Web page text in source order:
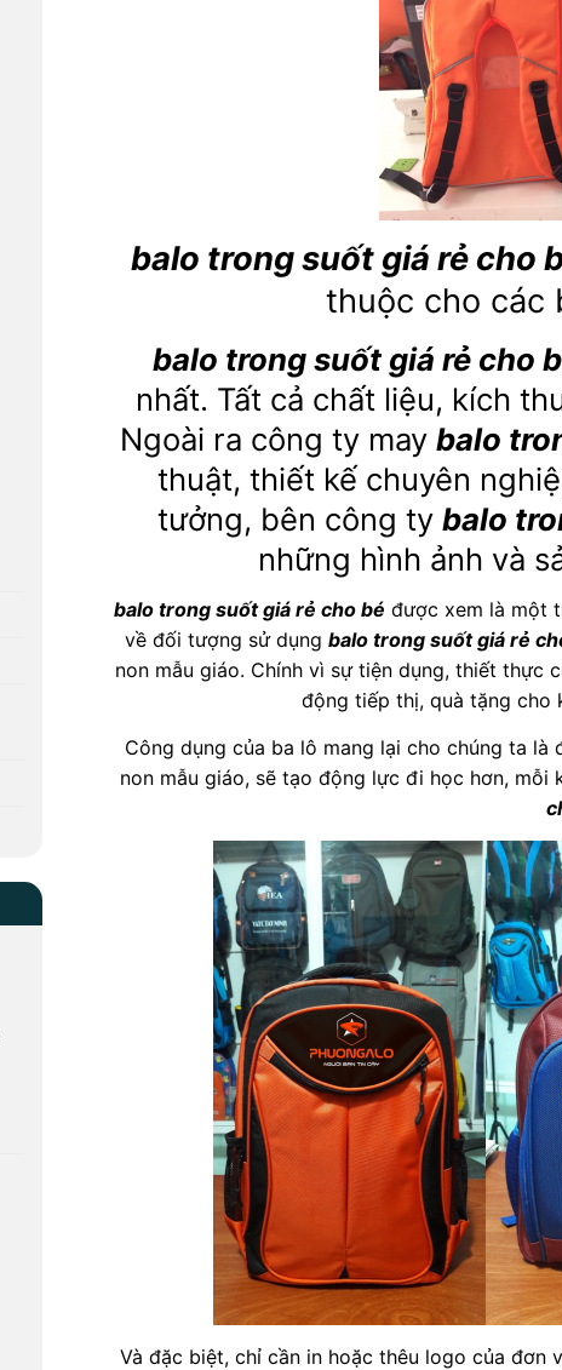
balo trong suốt giá rẻ cho
thuộc cho các
balo trong suốt giá rẻ cho
nhất. Tất cả chất liệu, kích
Ngoài ra công ty maybalo
thuật, thiết kế chuyên
tưởng, bên công ty balo
những hình ảnh và
balo trong suốt giá rẻ cho bé được xem là một
về đối tượng sử dụng balo trong suốt giá rẻ
non mẫu giáo. Chính vì sự tiện dụng, thiết thực
động tiếp thị, quà tặng cho
Công dụng của ba lô mang lại cho chúng ta
non mẫu giáo, sẽ tạo động lực đi học hơn,
Và đặc biệt, chỉ cần in hoặc thêu logo của đơn